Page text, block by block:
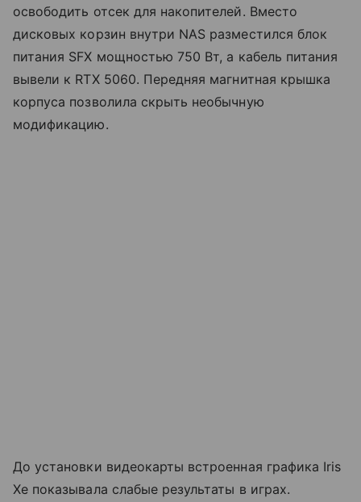
освободить отсек для накопителей. Вместо
дисковых корзин внутри NAS разместился блок
питания SFX мощностью 750 Вт, а кабель питания
вывели к RTX 5060. Передняя магнитная крышка
корпуса позволила скрыть необычную
модификацию.
До установки видеокарты встроенная графика Iris
Xe показывала слабые результаты в играх.